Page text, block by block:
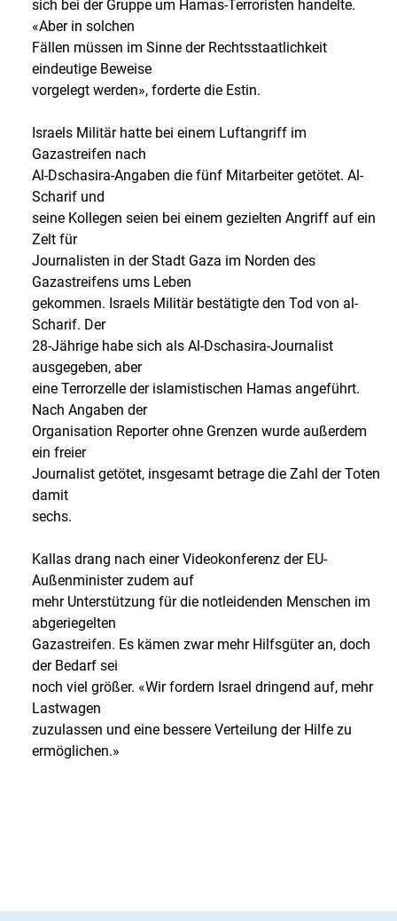
sich bei der Gruppe um Hamas-Terroristen handelte.
«Aber in solchen
Fällen müssen im Sinne der Rechtsstaatlichkeit
eindeutige Beweise
vorgelegt werden», forderte die Estin.
Israels Militär hatte bei einem Luftangriff im
Gazastreifen nach
Al-Dschasira-Angaben die fünf Mitarbeiter getötet. Al-
Scharif und
seine Kollegen seien bei einem gezielten Angriff auf ein
Zelt für
Journalisten in der Stadt Gaza im Norden des
Gazastreifens ums Leben
gekommen. Israels Militär bestätigte den Tod von al-
Scharif. Der
28-Jährige habe sich als Al-Dschasira-Journalist
ausgegeben, aber
eine Terrorzelle der islamistischen Hamas angeführt.
Nach Angaben der
Organisation Reporter ohne Grenzen wurde außerdem
ein freier
Journalist getötet, insgesamt betrage die Zahl der Toten
damit
sechs.
Kallas drang nach einer Videokonferenz der EU-
Außenminister zudem auf
mehr Unterstützung für die notleidenden Menschen im
abgeriegelten
Gazastreifen. Es kämen zwar mehr Hilfsgüter an, doch
der Bedarf sei
noch viel größer. «Wir fordern Israel dringend auf, mehr
Lastwagen
zuzulassen und eine bessere Verteilung der Hilfe zu
ermöglichen.»